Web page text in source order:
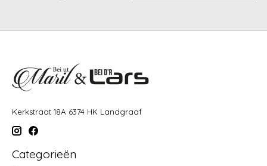
Kerkstraat 18A 6374 HK Landgraaf
Categorieën